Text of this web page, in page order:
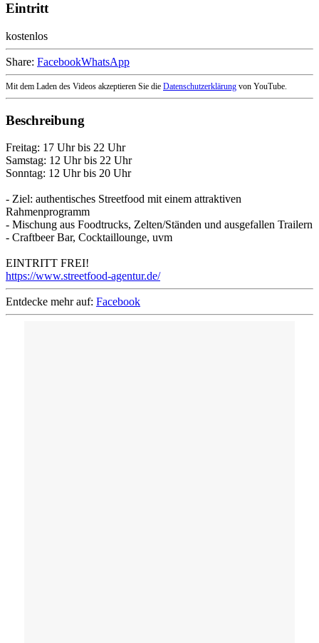
Eintritt
kostenlos
Share: FacebookWhatsApp
Mit dem Laden des Videos akzeptieren Sie die Datenschutzerklärung von YouTube.
Beschreibung
Freitag: 17 Uhr bis 22 Uhr
Samstag: 12 Uhr bis 22 Uhr
Sonntag: 12 Uhr bis 20 Uhr
- Ziel: authentisches Streetfood mit einem attraktiven
Rahmenprogramm
- Mischung aus Foodtrucks, Zelten/Ständen und ausgefallen Trailern
- Craftbeer Bar, Cocktaillounge, uvm
EINTRITT FREI!
https://www.streetfood-agentur.de/
Entdecke mehr auf: Facebook